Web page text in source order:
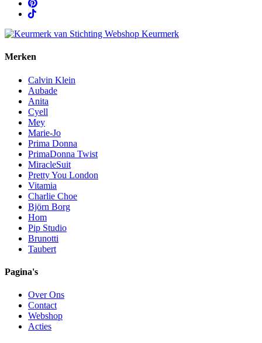
Merken
Calvin Klein
Aubade
Anita
Cyell
Mey
Marie-Jo
Prima Donna
PrimaDonna Twist
MiracleSuit
Pretty You London
Vitamia
Charlie Choe
Björn Borg
Hom
Pip Studio
Brunotti
Taubert
Pagina's
Over Ons
Contact
Webshop
Acties